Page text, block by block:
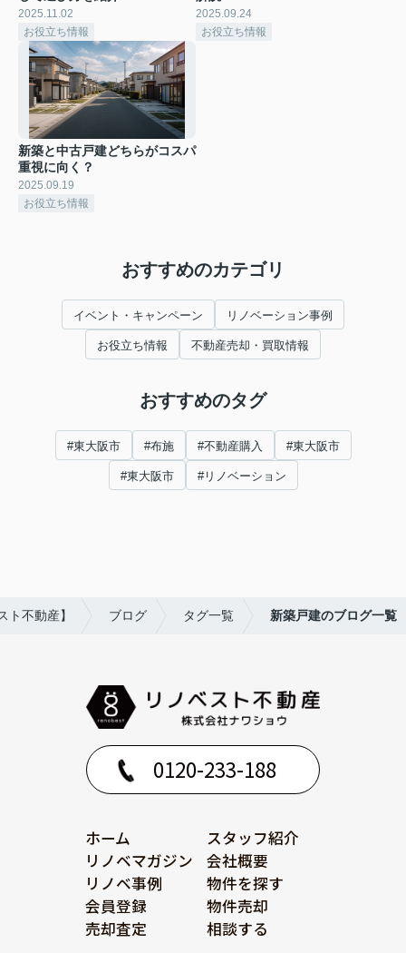
2025.11.02
お役立ち情報
2025.09.24
お役立ち情報
新築と中古戸建どちらがコスパ
重視に向く？
2025.09.19
お役立ち情報
おすすめのカテゴリ
イベント・キャンペーン リノベーション事例
お役立ち情報 不動産売却・買取情報
おすすめのタグ
#東大阪市 #布施 #不動産購入 #東大阪市
#東大阪市 #リノベーション
不動産】 ブログ タグ一覧 新築戸建のブログ一覧
0120-233-188
ホーム
スタッフ紹介
リノベマガジン
会社概要
リノベ事例
物件を探す
会員登録
物件売却
売却査定
相談する